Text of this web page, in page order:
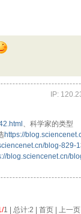
IP:
、科学家的类型
https://
blog-829-
blog.sciencenet.cn/
1 | 总计:2 | 首页 | 上一